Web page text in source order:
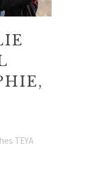
TEYA